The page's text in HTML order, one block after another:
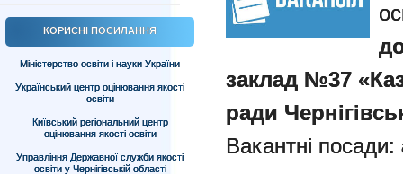
КОРИСНІ ПОСИЛАННЯ
Міністерство освіти і науки України
Український центр оцінювання якості
освіти
Київський регіональний центр
оцінювання якості освіти
Управління Державної служби якості
освіти у Чернігівській області
заклад №37
ради
Вакантні посади: